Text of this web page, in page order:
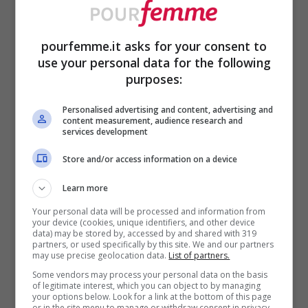
angolazioni, poi caricale sul tuo profilo
Vinted.
lo vendi, non mentire sulle sue condizioni e
decidi un prezzo. Se non sai a quanto
rivenderlo, puoi sempre dare un’occhiata
agli altri pezzi simili su Vinted e prendere
una decisione. Ricorda che le persone
potrebbero fare un’offerta, cerca di
andare incontro quanto più possibile
cercando, però, di non allontanarti troppo
pourfemme.it asks for your consent to
use your personal data for the following
purposes:
Personalised advertising and content, advertising and
content measurement, audience research and
services development
Store and/or access information on a device
Learn more
Your personal data will be processed and information from
your device (cookies, unique identifiers, and other device
data) may be stored by, accessed by and shared with 319
partners, or used specifically by this site. We and our partners
may use precise geolocation data. List of partners.
Some vendors may process your personal data on the basis
of legitimate interest, which you can object to by managing
your options below. Look for a link at the bottom of this page